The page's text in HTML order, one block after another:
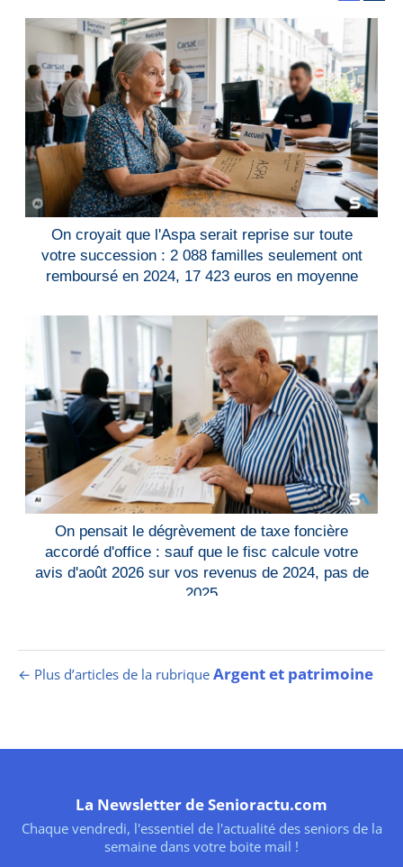
On croyait que l'Aspa serait reprise sur toute
votre succession : 2 088 familles seulement ont
remboursé en 2024, 17 423 euros en moyenne
On pensait le dégrèvement de taxe foncière
accordé d'office : sauf que le fisc calcule votre
avis d'août 2026 sur vos revenus de 2024, pas de
2025
← Plus d’articles de la rubrique Argent et patrimoine
La Newsletter de Senioractu.com
Chaque vendredi, l'essentiel de l'actualité des seniors de la
semaine dans votre boite mail !